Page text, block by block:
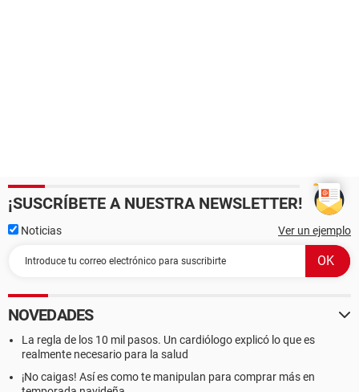
¡SUSCRÍBETE A NUESTRA NEWSLETTER!
Noticias Ver un ejemplo
NOVEDADES
La regla de los 10 mil pasos. Un cardiólogo explicó lo que es
realmente necesario para la salud
¡No caigas! Así es como te manipulan para comprar más en